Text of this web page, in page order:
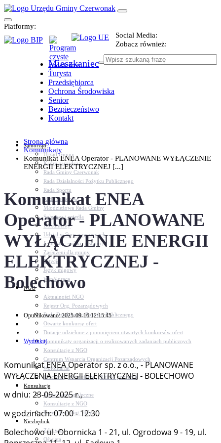
Platformy:
Social Media:
Zobacz również:
Mieszkaniec
Turysta
Przedsiębiorca
Ochrona Środowiska
Senior
Bezpieczeństwo
Kontakt
Samorząd
Urząd Gminy
Kadra zarządcza
Rada Gminy Czerwonak
Rada Działalności Pożytku Publicznego
Rada Sportu
Rada Seniorów
Młodzieżowa Rada Gminy
Sołectwa i osiedla
Dokumenty
Udział w Stowarzyszeniach
Jednostki, spółki, instytucje
Zasłużeni dla gminy
Petycje
Język migowy
Współpraca
NGO
Aktualności NGO
Rejestr Org. Pozarządowych
Rada Działalności Pożytku Publicznego
Otwarte konkursy ofert
Dotacje udzielone z pominięciem otwartych konkursów ofert
Komunikaty organizacji o realizowanych zadaniach publicznych
Konsultacje z NGO
Centrum Wsparcia Organizacji Pozarządowych
Wolontariat
Procedury, formularze, pliki do pobrania
Konsultacje
Konsultacje społeczne
Konsultacje z NGO
Konsultacje dot. dróg
Niezbędnik
Zdrowie
Oświata
Strona główna
Komunikaty
Komunikat ENEA Operator - PLANOWANE WYŁĄCZENIE
ENERGII ELEKTRYCZNEJ [...]
Komunikat ENEA
Operator - PLANOWANE
WYŁĄCZENIE ENERGII
ELEKTRYCZNEJ -
Bolechowo
Opublikowano: 2025-09-16 12:15:45
Wydrukuj
Komunikat ENEA Operator sp. z o.o., - PLANOWANE
WYŁĄCZENIA ENERGII ELEKTRYCZNEJ - BOLECHOWO
w dniu: 23-09-2025 r.,
w godzinach: 07:00 - 12:30
Bolechowo ul. Obornicka 1 - 21, ul. Ogrodowa 9 - 19, ul.